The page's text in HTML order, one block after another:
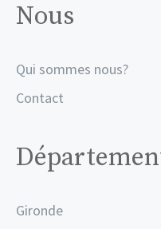
Nous
Qui sommes nous?
Contact
Gironde